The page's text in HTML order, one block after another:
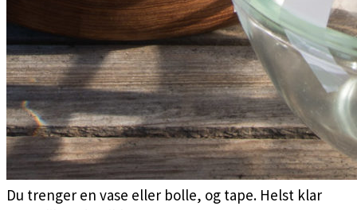
Du trenger en vase eller bolle, og tape. Helst klar